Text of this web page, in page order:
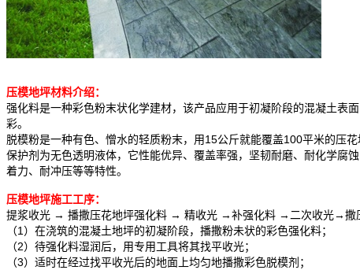
压模地坪材料介绍：
强化料是一种彩色粉末状化学建材，该产品应用于初凝阶段的混凝土表
彩。
脱模粉是一种有色、憎水的轻质粉末，用15公斤就能覆盖100平米的压
保护剂为无色透明液体，它性能优异、覆盖率强，坚韧耐磨、耐化学腐
着力、耐冲压等等特性。
压模地坪施工工序：
提浆收光 → 播撒压花地坪强化料 → 精收光 →补强化料 →二次收光→
（1）在浇筑的混凝土地坪的初凝阶段，播撒粉未状的彩色强化料；
（2）待强化料湿润后，用专用工具将其找平收光；
（3）适时在经过找平收光后的地面上均匀地播撒彩色脱模剂；